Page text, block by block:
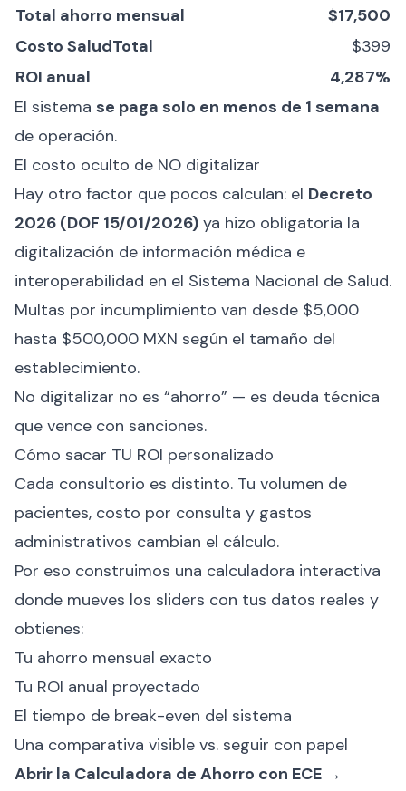
Total ahorro mensual
$17,500
Costo SaludTotal
$399
ROI anual
4,287%
El sistema se paga solo en menos de 1 semana
de operación.
El costo oculto de NO digitalizar
Hay otro factor que pocos calculan: el Decreto
2026 (DOF 15/01/2026) ya hizo obligatoria la
digitalización de información médica e
interoperabilidad en el Sistema Nacional de Salud.
Multas por incumplimiento van desde $5,000
hasta $500,000 MXN según el tamaño del
establecimiento.
No digitalizar no es “ahorro” — es deuda técnica
que vence con sanciones.
Cómo sacar TU ROI personalizado
Cada consultorio es distinto. Tu volumen de
pacientes, costo por consulta y gastos
administrativos cambian el cálculo.
Por eso construimos una calculadora interactiva
donde mueves los sliders con tus datos reales y
obtienes:
Tu ahorro mensual exacto
Tu ROI anual proyectado
El tiempo de break-even del sistema
Una comparativa visible vs. seguir con papel
Abrir la Calculadora de Ahorro con ECE →